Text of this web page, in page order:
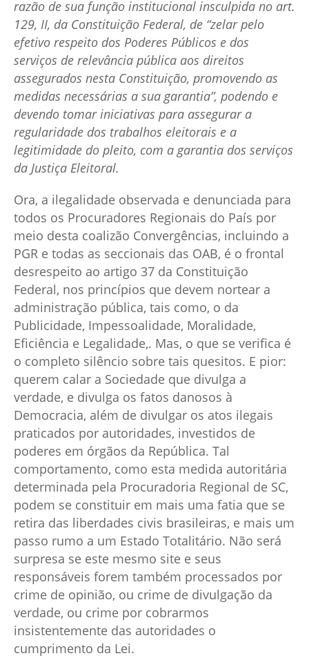
razão de sua função institucional insculpida no art.
129, II, da Constituição Federal, de “zelar pelo
efetivo respeito dos Poderes Públicos e dos
serviços de relevância pública aos direitos
assegurados nesta Constituição, promovendo as
medidas necessárias a sua garantia”, podendo e
devendo tomar iniciativas para assegurar a
regularidade dos trabalhos eleitorais e a
legitimidade do pleito, com a garantia dos serviços
da Justiça Eleitoral.
Ora, a ilegalidade observada e denunciada para
todos os Procuradores Regionais do País por
meio desta coalizão Convergências, incluindo a
PGR e todas as seccionais das OAB, é o frontal
desrespeito ao artigo 37 da Constituição
Federal, nos princípios que devem nortear a
administração pública, tais como, o da
Publicidade, Impessoalidade, Moralidade,
Eficiência e Legalidade,. Mas, o que se verifica é
o completo silêncio sobre tais quesitos. E pior:
querem calar a Sociedade que divulga a
verdade, e divulga os fatos danosos à
Democracia, além de divulgar os atos ilegais
praticados por autoridades, investidos de
poderes em órgãos da República. Tal
comportamento, como esta medida autoritária
determinada pela Procuradoria Regional de SC,
podem se constituir em mais uma fatia que se
retira das liberdades civis brasileiras, e mais um
passo rumo a um Estado Totalitário. Não será
surpresa se este mesmo site e seus
responsáveis forem também processados por
crime de opinião, ou crime de divulgação da
verdade, ou crime por cobrarmos
insistentemente das autoridades o
cumprimento da Lei.